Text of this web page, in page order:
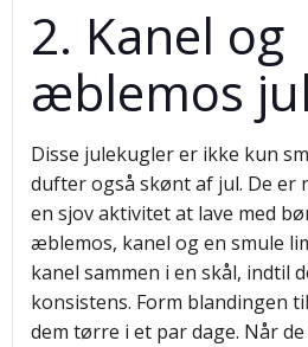
2. Kanel og
æblemos
Disse julekugler er ikke kun
dufter også skønt af jul. De er
en sjov aktivitet at lave med
æblemos, kanel og en smule
kanel sammen i en skål, indtil
konsistens. Form blandingen
dem tørre i et par dage. Når